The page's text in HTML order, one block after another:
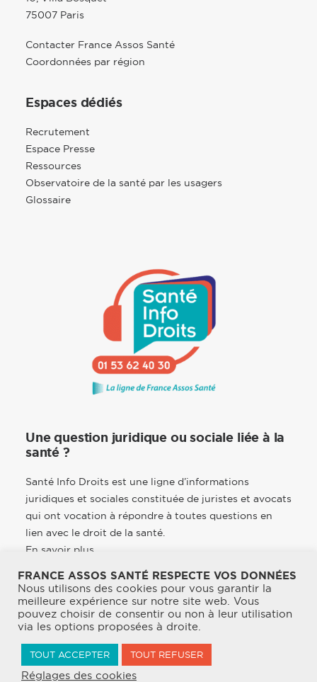
75007 Paris
Contacter France Assos Santé
Coordonnées par région
Espaces dédiés
Recrutement
Espace Presse
Ressources
Observatoire de la santé par les usagers
Glossaire
Une question juridique ou sociale liée à la
santé ?
Santé Info Droits est une ligne d’informations
juridiques et sociales constituée de juristes et avocats
qui ont vocation à répondre à toutes questions en
lien avec le droit de la santé.
En savoir plus
© 2026 France Assos Santé. | Tous droits réservés.
Mentions légales
Politique de confidentialité & CGU
FRANCE ASSOS SANTÉ RESPECTE VOS DONNÉES
Nous utilisons des cookies pour vous garantir la
meilleure expérience sur notre site web. Vous
pouvez choisir de consentir ou non à leur utilisation
via les options proposées à droite.
TOUT ACCEPTER TOUT REFUSER
Réglages des cookies